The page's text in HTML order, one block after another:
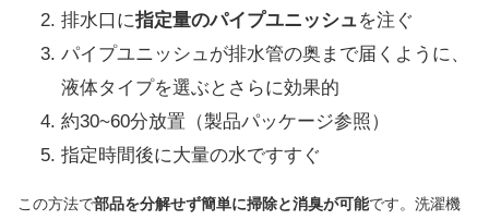
排水口に指定量のパイプユニッシュを注ぐ
パイプユニッシュが排水管の奥まで届くように、
液体タイプを選ぶとさらに効果的
約30~60分放置（製品パッケージ参照）
指定時間後に大量の水ですすぐ
この方法で部品を分解せず簡単に掃除と消臭が可能です。洗濯機